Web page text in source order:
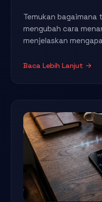
Temukan bagaimana
mengubah cara
menjelaskan
Baca Lebih Lanjut →